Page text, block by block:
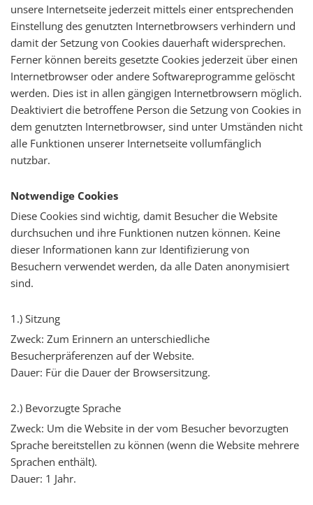
unsere Internetseite jederzeit mittels einer entsprechenden
Einstellung des genutzten Internetbrowsers verhindern und
damit der Setzung von Cookies dauerhaft widersprechen.
Ferner können bereits gesetzte Cookies jederzeit über einen
Internetbrowser oder andere Softwareprogramme gelöscht
werden. Dies ist in allen gängigen Internetbrowsern möglich.
Deaktiviert die betroffene Person die Setzung von Cookies in
dem genutzten Internetbrowser, sind unter Umständen nicht
alle Funktionen unserer Internetseite vollumfänglich
nutzbar.
Notwendige Cookies
Diese Cookies sind wichtig, damit Besucher die Website
durchsuchen und ihre Funktionen nutzen können. Keine
dieser Informationen kann zur Identifizierung von
Besuchern verwendet werden, da alle Daten anonymisiert
sind.
1.) Sitzung
Zweck: Zum Erinnern an unterschiedliche
Besucherpräferenzen auf der Website.
Dauer: Für die Dauer der Browsersitzung.
2.) Bevorzugte Sprache
Zweck: Um die Website in der vom Besucher bevorzugten
Sprache bereitstellen zu können (wenn die Website mehrere
Sprachen enthält).
Dauer: 1 Jahr.